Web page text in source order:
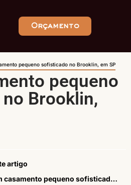
Orçamento
pequeno sofisticado no Brooklin, em SP
pequeno
Brooklin,
artigo
O que caracteriza um casamento pequeno sofisticado no Brooklin?